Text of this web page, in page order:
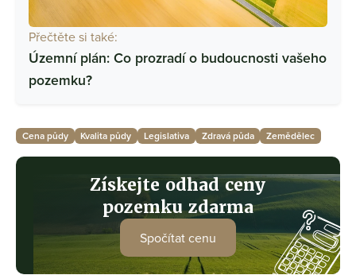
Přečtěte si také:
Územní plán: Co prozradí o budoucnosti vašeho
pozemku?
Cena půdy Kvalita půdy Legislativa Zdravá půda Zemědělec
Získejte odhad ceny
pozemku zdarma
Spočítat cenu